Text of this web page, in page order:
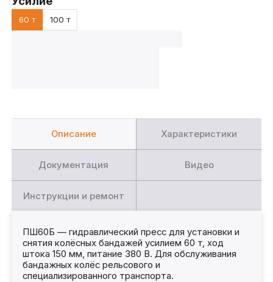
60 т 100 т
Описание Характеристики
Документация Видео
Инструкции и ремонт
ПШ60Б — гидравлический пресс для установки и
снятия колёсных бандажей усилием 60 т, ход
штока 150 мм, питание 380 В. Для обслуживания
бандажных колёс рельсового и
специализированного транспорта.